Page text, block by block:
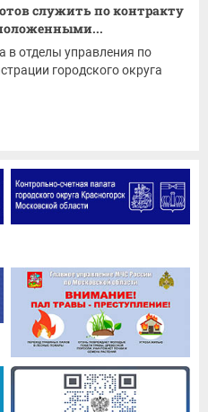
служить по контракту
в отделы управления по
городского округа